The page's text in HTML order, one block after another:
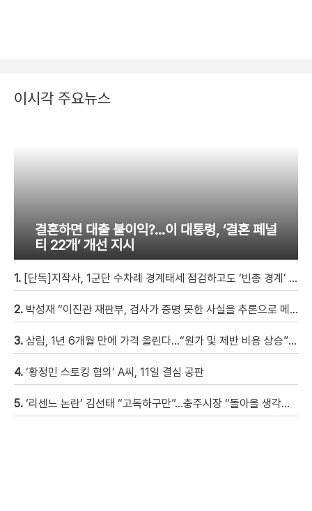
이시각 주요뉴스
결혼하면 대출 불이익?…이 대통령, ‘결혼 페널
티 22개’ 개선 지시
1. [단독]지작사, 1군단 수차례 경계태세 점검하고도 ‘빈총 경계’ 몰랐다
2. 박성재 “이진관 재판부, 검사가 증명 못한 사실을 추론으로 메꿔” [현장영상]
3. 삼립, 1년 6개월 만에 가격 올린다…“원가 및 제반 비용 상승” [자막뉴스]
4. ‘황정민 스토킹 혐의’ A씨, 11일 결심 공판
5. ‘리센느 논란’ 김선태 “고독하구만”…충주시장 “돌아올 생각은?”